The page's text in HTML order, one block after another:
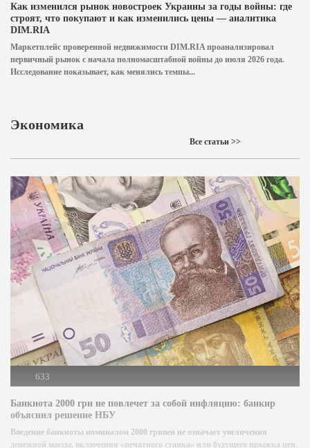
Как изменился рынок новостроек Украины за годы войны: где
строят, что покупают и как изменились цены — аналитика
DIM.RIA
Маркетплейс проверенной недвижимости DIM.RIA проанализировал
первичный рынок с начала полномасштабной войны до июля 2026 года.
Исследование показывает, как менялись темпы...
Экономика
Все статьи >>
633
Банкнота 2000 грн не повлечет за собой инфляцию: банкир
объяснил решение НБУ
Введение банкноты номиналом 2000 гривен не означает увеличения
денежной массы, включения «печатного станка» или будущего прыжка цен.